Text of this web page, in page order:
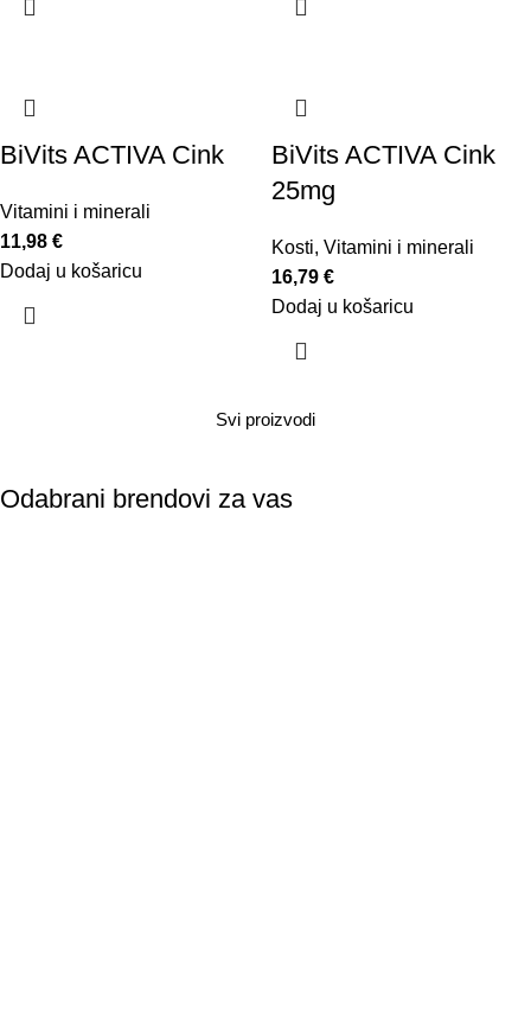
BiVits ACTIVA Cink
Vitamini i minerali
11,98 €
Dodaj u košaricu
BiVits ACTIVA Cink
25mg
Kosti, Vitamini i minerali
16,79 €
Dodaj u košaricu
Svi proizvodi
Odabrani brendovi za vas